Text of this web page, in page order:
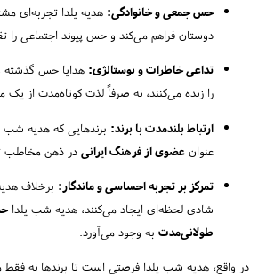
حس جمعی و خانوادگی: هدیه یلدا تجربه‌ای
دوستان فراهم می‌کند و حس پیوند اجتماعی را
تداعی خاطرات و نوستالژی: هدایا حس گذشته
را زنده می‌کنند، نه صرفاً لذت کوتاه‌مدت از
ارتباط بلندمدت با برند: برندهایی که هدیه شب
عنوان عضوی از فرهنگ ایرانی در ذهن مخاطب
تمرکز بر تجربه احساسی و ماندگار: برخلاف
شادی لحظه‌ای ایجاد می‌کنند، هدیه شب یلدا
طولانی‌مدت به وجود می‌آورد.
در واقع، هدیه شب یلدا فرصتی است تا برندها نه فقط